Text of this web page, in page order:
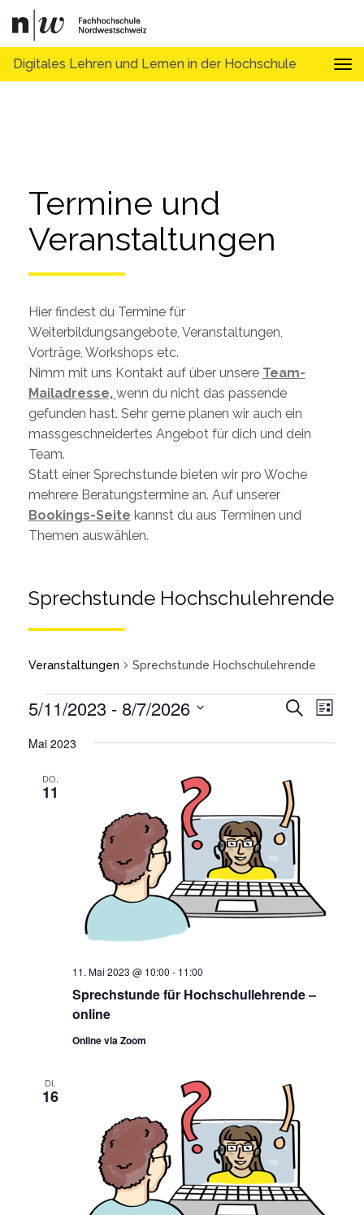
Digitales Lehren und Lernen in der Hochschule
Termine und
Veranstaltungen
Hier findest du Termine für
Weiterbildungsangebote, Veranstaltungen,
Vorträge, Workshops etc.
Nimm mit uns Kontakt auf über unsere Team-
Mailadresse, wenn du nicht das passende
gefunden hast. Sehr gerne planen wir auch ein
massgeschneidertes Angebot für dich und dein
Team.
Statt einer Sprechstunde bieten wir pro Woche
mehrere Beratungstermine an. Auf unserer
Bookings-Seite kannst du aus Terminen und
Themen auswählen.
Sprechstunde Hochschulehrende
Veranstaltungen Sprechstunde Hochschulehrende
Veranstaltungen
und
Suche
Liste
5/11/2023 - 8/7/2026
Sie
das
Datum
Mai 2023
DO.
11
Sprechstunde für Hochschullehrende –
online
11. Mai 2023 @ 10:00 - 11:00
Online via Zoom
DI.
16